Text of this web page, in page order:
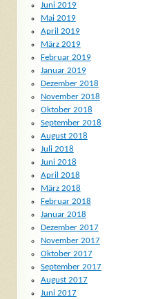
Juni 2019
Mai 2019
April 2019
März 2019
Februar 2019
Januar 2019
Dezember 2018
November 2018
Oktober 2018
September 2018
August 2018
Juli 2018
Juni 2018
April 2018
März 2018
Februar 2018
Januar 2018
Dezember 2017
November 2017
Oktober 2017
September 2017
August 2017
Juni 2017